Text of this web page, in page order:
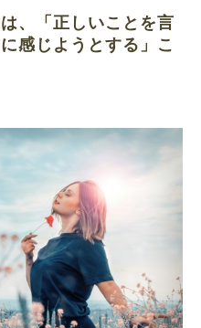
、「正しいことを言
感じようとする」こ